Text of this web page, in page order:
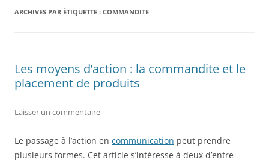
ARCHIVES PAR ÉTIQUETTE : COMMANDITE
Les moyens d’action : la commandite et le
placement de produits
Laisser un commentaire
Le passage à l’action en communication peut prendre
plusieurs formes. Cet article s’intéresse à deux d’entre